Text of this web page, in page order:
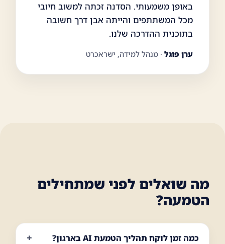
באופן משמעותי. הסדנה זכתה למשוב חיובי
מכל המשתתפים והייתה אבן דרך חשובה
בתוכנית ההדרכה שלנו.
ערן פוגל · מנהל למידה, ישראכרט
מה שואלים לפני שמתחילים
הטמעה?
כמה זמן לוקח תהליך הטמעת AI בארגון?